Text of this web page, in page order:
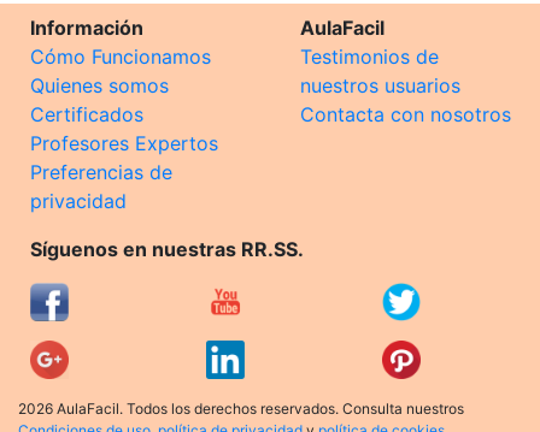
Información
Cómo Funcionamos
Quienes somos
Certificados
Profesores Expertos
Preferencias de
privacidad
AulaFacil
Testimonios de
nuestros usuarios
Contacta con nosotros
Síguenos en nuestras RR.SS.
2026 AulaFacil. Todos los derechos reservados. Consulta nuestros